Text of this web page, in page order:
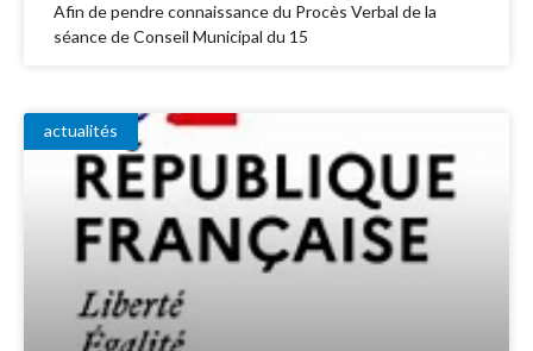
Afin de pendre connaissance du Procès Verbal de la
séance de Conseil Municipal du 15
actualités